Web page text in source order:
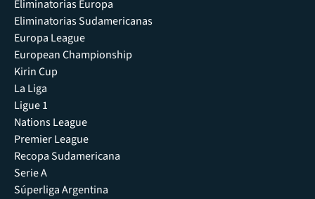
Eliminatorias Europa
Eliminatorias Sudamericanas
Europa League
European Championship
Kirin Cup
La Liga
Ligue 1
Nations League
Premier League
Recopa Sudamericana
Serie A
Súperliga Argentina